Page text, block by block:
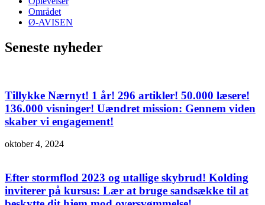
Området
Ø-AVISEN
Seneste nyheder
Tillykke Nærnyt! 1 år! 296 artikler! 50.000 læsere!
136.000 visninger! Uændret mission: Gennem viden
skaber vi engagement!
oktober 4, 2024
Efter stormflod 2023 og utallige skybrud! Kolding
inviterer på kursus: Lær at bruge sandsække til at